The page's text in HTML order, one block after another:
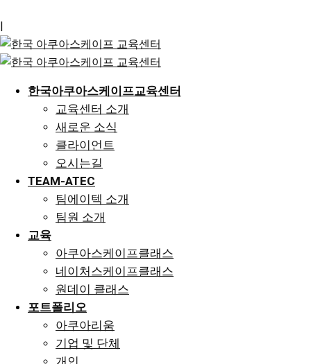
|
한국아쿠아스케이프교육센터
교육센터 소개
새로운 소식
클라이언트
오시는길
TEAM-ATEC
팀에이텍 소개
팀원 소개
교육
아쿠아스케이프클래스
네이처스케이프클래스
원데이 클래스
포트폴리오
아쿠아리움
기업 및 단체